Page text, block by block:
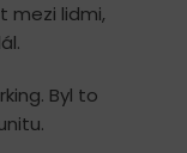
mezi lidmi,
Byl to